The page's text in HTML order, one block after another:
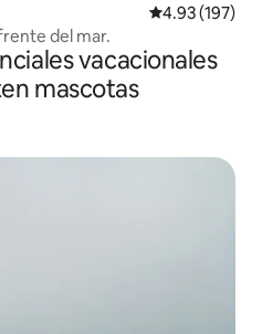
Calificación
4.93 (197)
del mar.
vacacionales
mascotas